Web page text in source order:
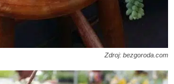
Zdroj: bezgoroda.com